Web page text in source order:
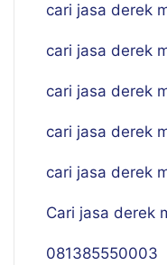
cari jasa derek
cari jasa derek
cari jasa derek
cari jasa derek
cari jasa derek
Cari jasa derek
081385550003